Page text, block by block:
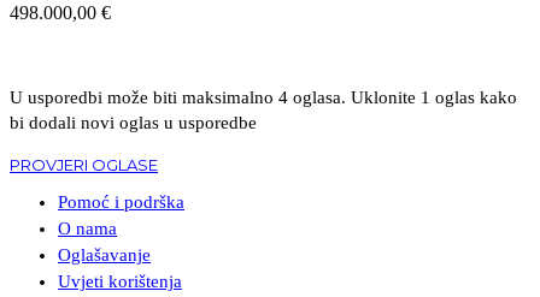
498.000,00 €
U usporedbi može biti maksimalno 4 oglasa. Uklonite 1 oglas kako
bi dodali novi oglas u usporedbe
PROVJERI OGLASE
Pomoć i podrška
O nama
Oglašavanje
Uvjeti korištenja